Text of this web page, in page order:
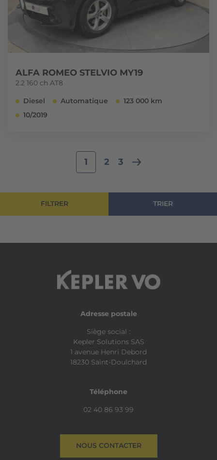
FILTRER TRIER
ALFA ROMEO STELVIO MY19
2.2 160 ch AT8
Diesel Automatique
123 000 km
10/2019
1 2 3
Adresse postale
Siège social :
Kepler Solutions SAS
1 avenue Henri Debord
18230 Saint-Doulchard
Téléphone
02 40 86 93 99
NOUS CONTACTER